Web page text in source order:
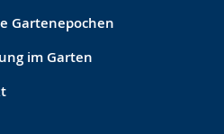
Gartenepochen
im Garten